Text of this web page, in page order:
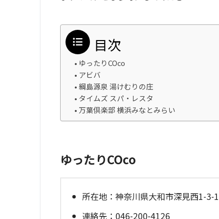
目次
ゆったりCOco
アビバ
綱島源泉 湯けむりの庄
タイムズ スパ・レスタ
万葉倶楽部 横浜みなとみらい
ゆったりCOco
所在地：神奈川県大和市深見西1-3-
連絡先：046-200-4126